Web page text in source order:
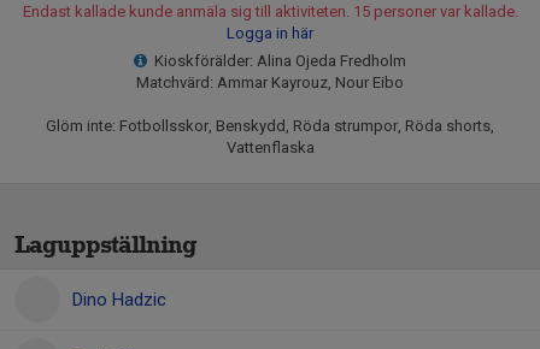
Endast kallade kunde anmäla sig till aktiviteten. 15 personer var kallade.
Logga in här
Kioskförälder: Alina Ojeda Fredholm
Matchvärd: Ammar Kayrouz, Nour Eibo
Glöm inte: Fotbollsskor, Benskydd, Röda strumpor, Röda shorts,
Vattenflaska
Laguppställning
Dino Hadzic